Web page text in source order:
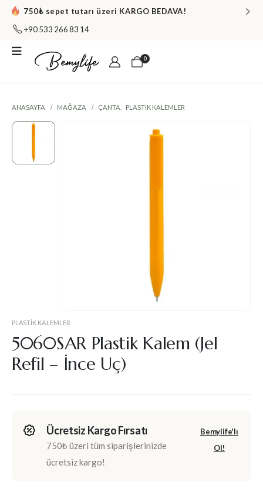
750₺ sepet tutarı üzeri KARGO BEDAVA!
+90 533 266 83 14
0
ANASAYFA MAĞAZA ÇANTA PLASTIK KALEMLER
PLASTIK KALEMLER
5060SAR Plastik Kalem (Jel
Refil – İnce Uç)
Ücretsiz Kargo Fırsatı
750₺ üzeri tüm siparişlerinizde
ücretsiz kargo!
Bemylife'lı
Ol!